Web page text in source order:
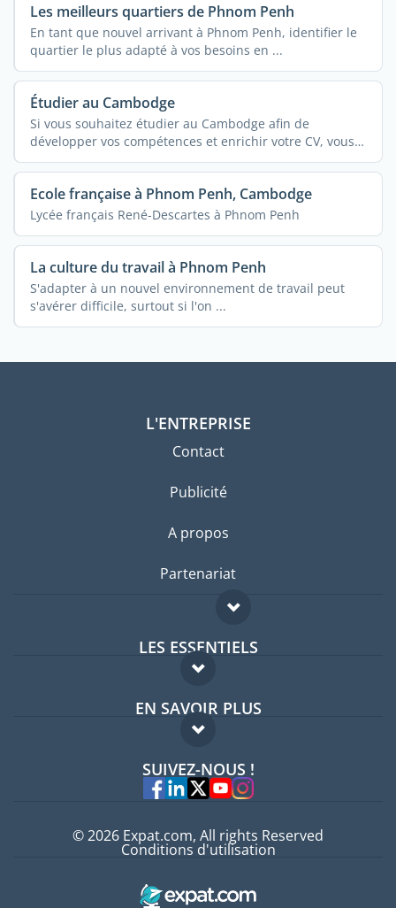
Les meilleurs quartiers de Phnom Penh
En tant que nouvel arrivant à Phnom Penh, identifier le
quartier le plus adapté à vos besoins en ...
Étudier au Cambodge
Si vous souhaitez étudier au Cambodge afin de
développer vos compétences et enrichir votre CV, vous
...
Ecole française à Phnom Penh, Cambodge
Lycée français René-Descartes à Phnom Penh
La culture du travail à Phnom Penh
S'adapter à un nouvel environnement de travail peut
s'avérer difficile, surtout si l'on ...
L'ENTREPRISE
Contact
Publicité
A propos
Partenariat
LES ESSENTIELS
Forum expatriés
Guides pays
EN SAVOIR PLUS
FAQ
Experts
SUIVEZ-NOUS !
© 2026 Expat.com, All rights Reserved
Conditions d'utilisation